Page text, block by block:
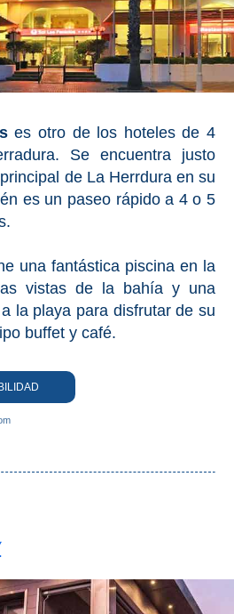
es otro de los hoteles de 4
Se encuentra justo
de La Herrdura en su
es un paseo rápido a 4 o 5
una fantástica piscina en la
vistas de la bahía y una
la playa para disfrutar de su
buffet y café.